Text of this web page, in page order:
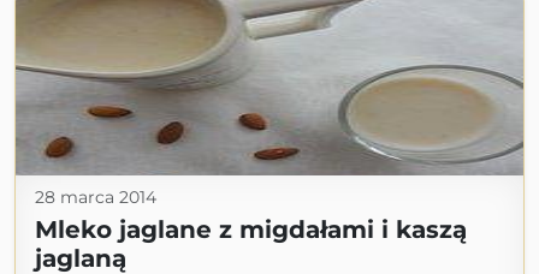
28 marca 2014
Mleko jaglane z migdałami i kaszą
jaglaną